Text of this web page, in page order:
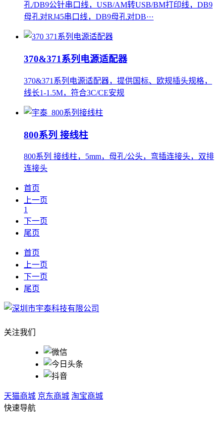
孔/DB9公针串口线，USB/AM转USB/BM打印线，DB9
母孔对RJ45串口线，DB9母孔对DB···
370&371系列电源适配器
370&371系列电源适配器，提供国标、欧规插头规格，
线长1-1.5M，符合3C/CE安规
800系列 接线柱
800系列 接线柱，5mm，母孔/公头，弯插连接头，双排
连接头
首页
上一页
1
下一页
尾页
首页
上一页
下一页
尾页
关注我们
天猫商城 京东商城 淘宝商城
快速导航